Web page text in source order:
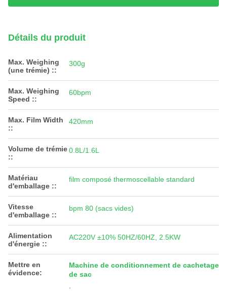
Détails du produit
Max. Weighing
(une trémie) ::
300g
Max. Weighing
Speed ::
60bpm
Max. Film Width
::
420mm
Volume de trémie
::
0.8L/1.6L
Matériau
d'emballage ::
film composé thermoscellable standard
Vitesse
d'emballage ::
bpm 80 (sacs vides)
Alimentation
d'énergie ::
AC220V ±10% 50HZ/60HZ, 2.5KW
Mettre en
évidence:
Machine de conditionnement de cachetage
de sac